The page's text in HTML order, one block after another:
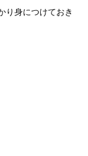
り身につけておき